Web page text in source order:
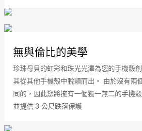
無與倫比的美學
珍珠母貝的虹彩和珠光光澤為您的手機殼
其從其他手機殼中脫穎而出。 由於沒有兩
同的，因此您將擁有一個獨一無二的手機殼
並提供 3 公尺跌落保護